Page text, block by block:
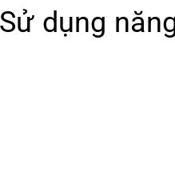
dụng